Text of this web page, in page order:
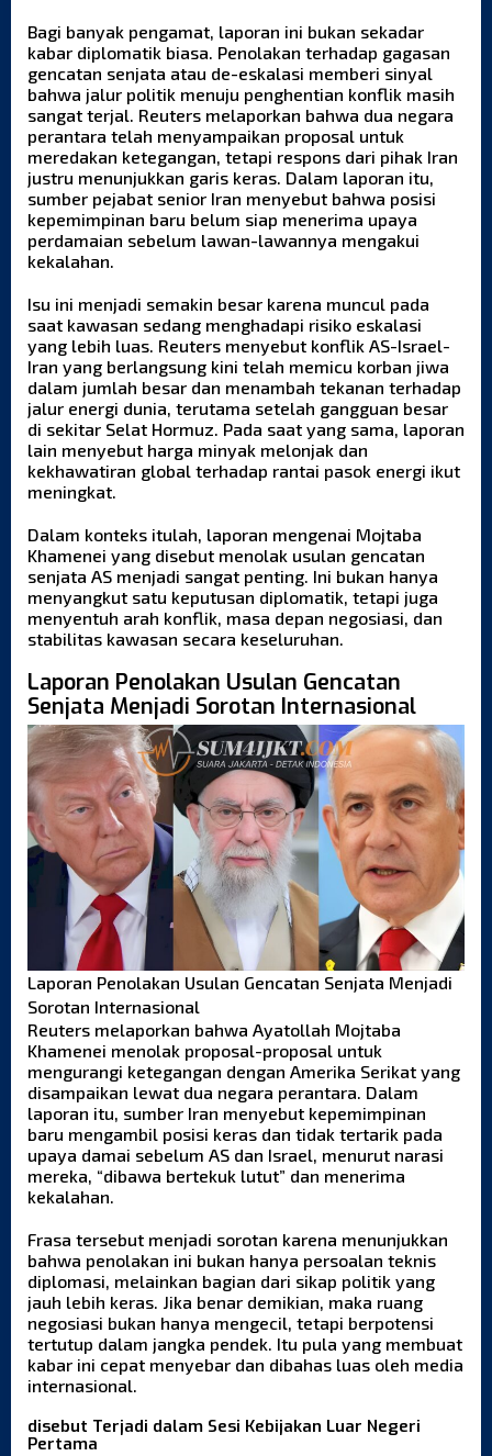
Bagi banyak pengamat, laporan ini bukan sekadar
kabar diplomatik biasa. Penolakan terhadap gagasan
gencatan senjata atau de-eskalasi memberi sinyal
bahwa jalur politik menuju penghentian konflik masih
sangat terjal. Reuters melaporkan bahwa dua negara
perantara telah menyampaikan proposal untuk
meredakan ketegangan, tetapi respons dari pihak Iran
justru menunjukkan garis keras. Dalam laporan itu,
sumber pejabat senior Iran menyebut bahwa posisi
kepemimpinan baru belum siap menerima upaya
perdamaian sebelum lawan-lawannya mengakui
kekalahan.
Isu ini menjadi semakin besar karena muncul pada
saat kawasan sedang menghadapi risiko eskalasi
yang lebih luas. Reuters menyebut konflik AS-Israel-
Iran yang berlangsung kini telah memicu korban jiwa
dalam jumlah besar dan menambah tekanan terhadap
jalur energi dunia, terutama setelah gangguan besar
di sekitar Selat Hormuz. Pada saat yang sama, laporan
lain menyebut harga minyak melonjak dan
kekhawatiran global terhadap rantai pasok energi ikut
meningkat.
Dalam konteks itulah, laporan mengenai Mojtaba
Khamenei yang disebut menolak usulan gencatan
senjata AS menjadi sangat penting. Ini bukan hanya
menyangkut satu keputusan diplomatik, tetapi juga
menyentuh arah konflik, masa depan negosiasi, dan
stabilitas kawasan secara keseluruhan.
Laporan Penolakan Usulan Gencatan
Senjata Menjadi Sorotan Internasional
Laporan Penolakan Usulan Gencatan Senjata Menjadi
Sorotan Internasional
Reuters melaporkan bahwa Ayatollah Mojtaba
Khamenei menolak proposal-proposal untuk
mengurangi ketegangan dengan Amerika Serikat yang
disampaikan lewat dua negara perantara. Dalam
laporan itu, sumber Iran menyebut kepemimpinan
baru mengambil posisi keras dan tidak tertarik pada
upaya damai sebelum AS dan Israel, menurut narasi
mereka, “dibawa bertekuk lutut” dan menerima
kekalahan.
Frasa tersebut menjadi sorotan karena menunjukkan
bahwa penolakan ini bukan hanya persoalan teknis
diplomasi, melainkan bagian dari sikap politik yang
jauh lebih keras. Jika benar demikian, maka ruang
negosiasi bukan hanya mengecil, tetapi berpotensi
tertutup dalam jangka pendek. Itu pula yang membuat
kabar ini cepat menyebar dan dibahas luas oleh media
internasional.
disebut Terjadi dalam Sesi Kebijakan Luar Negeri
Pertama